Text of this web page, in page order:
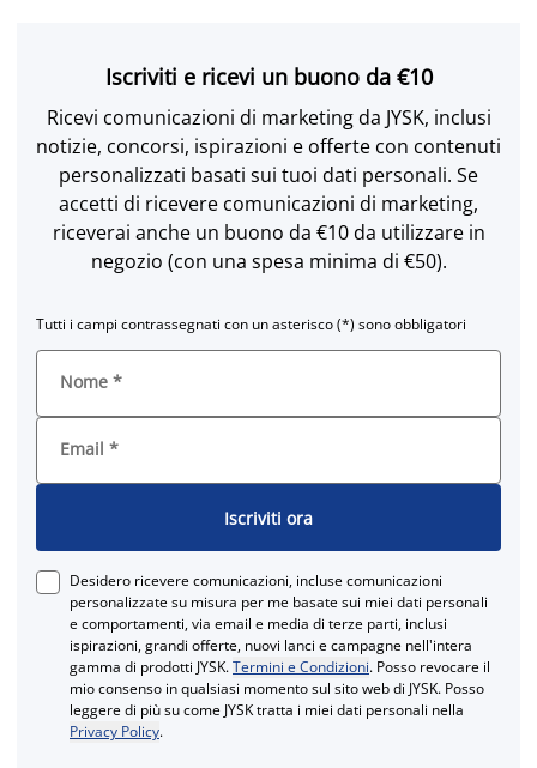
Iscriviti e ricevi un buono da €10
Ricevi comunicazioni di marketing da JYSK, inclusi
notizie, concorsi, ispirazioni e offerte con contenuti
personalizzati basati sui tuoi dati personali. Se
accetti di ricevere comunicazioni di marketing,
riceverai anche un buono da €10 da utilizzare in
negozio (con una spesa minima di €50).
Tutti i campi contrassegnati con un asterisco (*) sono obbligatori
Nome *
Email *
Iscriviti ora
Desidero ricevere comunicazioni, incluse comunicazioni
personalizzate su misura per me basate sui miei dati personali
e comportamenti, via email e media di terze parti, inclusi
ispirazioni, grandi offerte, nuovi lanci e campagne nell'intera
gamma di prodotti JYSK.Termini e Condizioni. Posso revocare il
mio consenso in qualsiasi momento sul sito web di JYSK. Posso
leggere di più su come JYSK tratta i miei dati personali nella
Privacy Policy.